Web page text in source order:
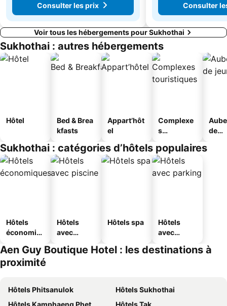
Consulter les prix
Consulter
Voir tous les hébergements pour Sukhothai
Sukhothai : autres hébergements
Hôtel
Bed & Brea
kfasts
Appart’hôt
el
Complexe
s
s
de
Sukhothai : catégories d’hôtels populaires
Hôtels
économiq
Hôtels
avec
Hôtels spa
Hôtels
avec
Aen Guy Boutique Hotel : les destinations à
proximité
Hôtels Phitsanulok
Hôtels Sukhothai
Hôtels Kamphaeng Phet
Hôtels Tak